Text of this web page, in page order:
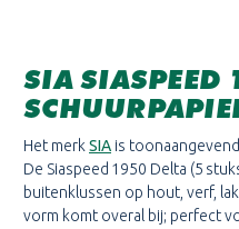
SIA SIASPEED
Het merkSIA is
De Siaspeed 1950 Delta (5
buitenklussen op hout, verf,
vorm komt overal bij; perfect